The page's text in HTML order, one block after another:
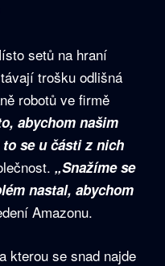
setů na hraní
trošku odlišná
robotů ve firmě
abychom našim
se u části z nich
„Snažíme se
nastal, abychom
Amazonu.
kterou se snad najde